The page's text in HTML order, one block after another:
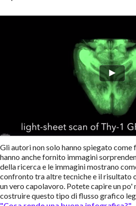
Gli autori non solo hanno spiegato come
hanno anche fornito immagini
della ricerca e le immagini mostrano
confronto tra altre tecniche e il risultato
un vero capolavoro. Potete capire un po'
costruire questo tipo di flusso grafico